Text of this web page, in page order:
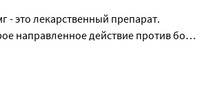
- это лекарственный препарат.
направленное действие против боли
жаропонижающее и